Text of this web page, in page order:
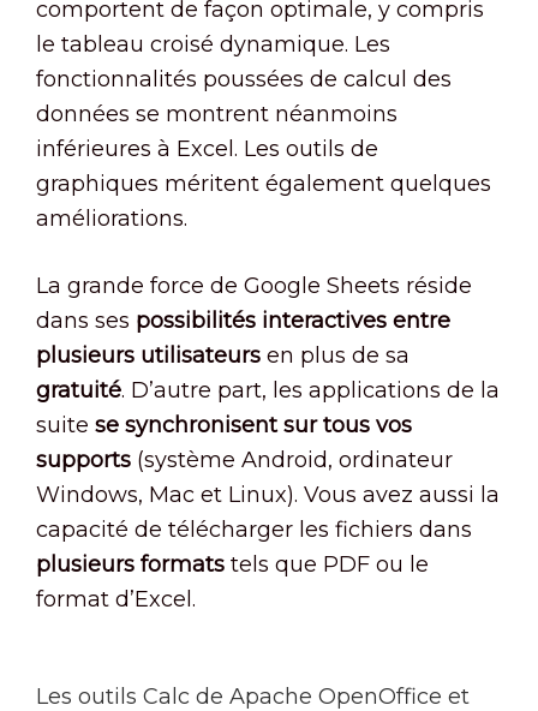
comportent de façon optimale, y compris
le tableau croisé dynamique. Les
fonctionnalités poussées de calcul des
données se montrent néanmoins
inférieures à Excel. Les outils de
graphiques méritent également quelques
améliorations.
La grande force de Google Sheets réside
dans ses possibilités interactives entre
plusieurs utilisateurs en plus de sa
gratuité. D’autre part, les applications de la
suite se synchronisent sur tous vos
supports (système Android, ordinateur
Windows, Mac et Linux). Vous avez aussi la
capacité de télécharger les fichiers dans
plusieurs formats tels que PDF ou le
format d’Excel.
Les outils Calc de Apache OpenOffice et